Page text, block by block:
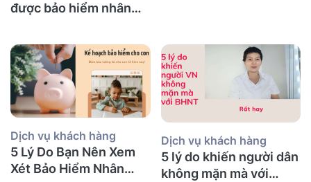
được bảo hiểm nhân
bảo hiểm gì?
Dịch vụ khách hàng
5 Lý Do Bạn Nên Xem
Xét Bảo Hiểm Nhân
Dịch vụ khách hàng
5 lý do khiến người dân
không mặn mà với